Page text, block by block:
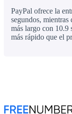
PayPal ofrece la
segundos, mientras
más largo con 10.9
más rápido que el